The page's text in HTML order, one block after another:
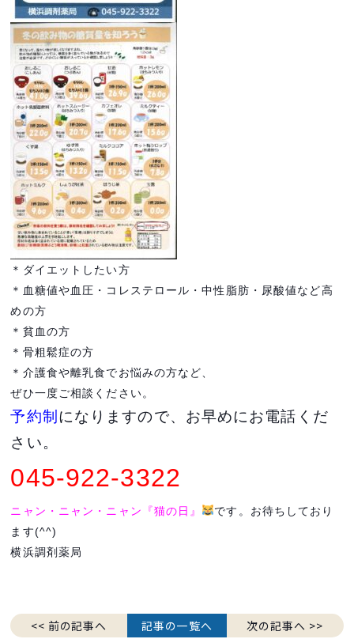
＊ダイエットしたい方
＊血糖値や血圧・コレステロール・中性脂肪・尿酸値など高
めの方
＊貧血の方
＊骨粗鬆症の方
＊介護食や離乳食でお悩みの方など、
ぜひ一度ご相談ください。
予約制 になりますので、お早めにお電話くだ
さい。
045-922-3322
ニャン・ニャン・ニャン『猫の日』
です。お待ちしており
ます(^^)
横浜調剤薬局
<< 前の記事へ 記事の一覧へ 次の記事へ >>